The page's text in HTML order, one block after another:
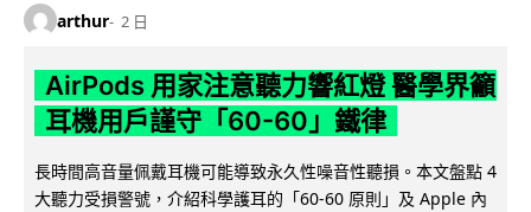
arthur 2 日
AirPods 用家注意聽力響紅燈 醫學界籲
耳機用戶謹守「60-60」鐵律
長時間高音量佩戴耳機可能導致永久性噪音性聽損。本文盤點 4
大聽力受損警號，介紹科學護耳的「60-60 原則」及 Apple 內